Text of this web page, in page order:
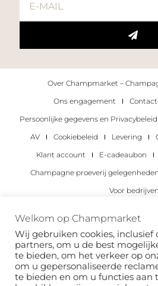
Over Champmarket –
Ons engagement
Persoonlijke gegevens en Privacybeleid
AV
Cookiebeleid Levering
Klant account
E-cadeaubon
Champagne proeverij gelegenheden
Voor bedrijven
Copyright 2022 © alle
Welkom op Champmarket
Wij gebruiken cookies, inclusief
partners, om u de best
te bieden, om het verkeer op
om u gepersonaliseerde
te bieden en om u functies aan